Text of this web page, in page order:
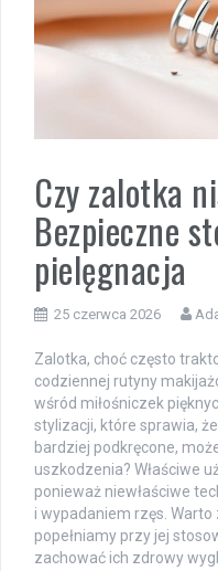
Czy zalotka
Bezpieczne
pielęgnacja
25 czerwca 2026
Zalotka, choć często
codziennej rutyny
wśród miłośniczek
stylizacji, które sprawia,
bardziej podkręcone,
uszkodzenia? Właściwe
ponieważ niewłaściwe
i wypadaniem rzęs. Warto
popełniamy przy jej
zachować ich zdrowy